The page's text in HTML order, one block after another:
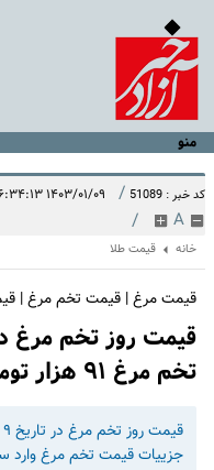
منو
کد خبر : 51089 / ۱۴۰۳/۰۱/۰۹ ۱۶:۳۴:۱۳
A
/
خانه قیمت طلا
قیمت مرغ | قیمت تخم مرغ |
تخم مرغ ۹۱ هزار تومان شد! + جدول
جزییات قیمت تخم مرغ وارد